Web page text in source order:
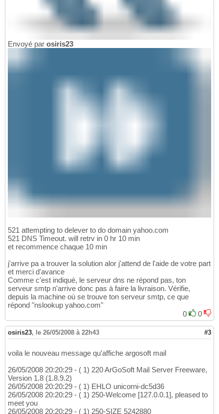
Envoyé par osiris23
521 attempting to delever to do domain yahoo.com
521 DNS Timeout. will retrv in 0 hr 10 min
et recommence chaque 10 min
j'arrive pa a trouver la solution alor j'attend de l'aide de votre part
et merci d'avance
Comme c'est indiqué, le serveur dns ne répond pas, ton
serveur smtp n'arrive donc pas à faire la livraison. Vérifie,
depuis la machine où se trouve ton serveur smtp, ce que
répond "nslookup yahoo.com"
0
0
osiris23, le 26/05/2008 à 22h43 #3
voila le nouveau message qu'affiche argosoft mail
26/05/2008 20:20:29 - ( 1) 220 ArGoSoft Mail Server Freeware,
Version 1.8 (1.8.9.2)
26/05/2008 20:20:29 - ( 1) EHLO unicorni-dc5d36
26/05/2008 20:20:29 - ( 1) 250-Welcome [127.0.0.1], pleased to
meet you
26/05/2008 20:20:29 - ( 1) 250-SIZE 5242880